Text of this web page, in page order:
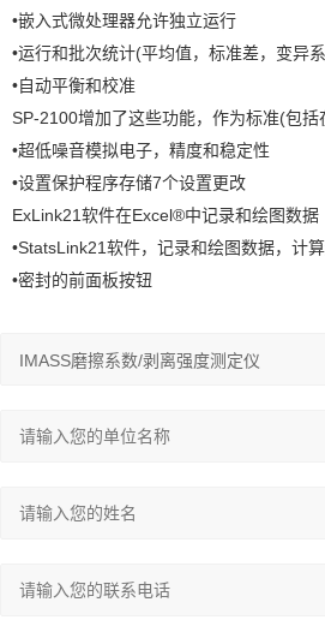
•嵌入式微处理器允许独立运行
•运行和批次统计(平均值，标准差，变异
•自动平衡和校准
SP-2100增加了这些功能，作为标准(包括
•超低噪音模拟电子，精度和稳定性
•设置保护程序存储7个设置更改
ExLink21软件在Excel®中记录和绘图数据
•StatsLink21软件，记录和绘图数据，计
•密封的前面板按钮